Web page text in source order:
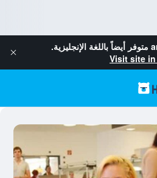
متوفر أيضاً باللغة الإنجليزية.
Visit site